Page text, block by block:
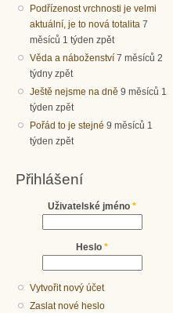
Podřízenost vrchnosti je velmi
aktuální, je to nová totalita 7
měsíců 1 týden zpět
Věda a náboženství 7 měsíců 2
týdny zpět
Ještě nejsme na dně 9 měsíců 1
týden zpět
Pořád to je stejné 9 měsíců 1
týden zpět
Přihlášení
Uživatelské jméno *
Heslo *
Vytvořit nový účet
Zaslat nové heslo